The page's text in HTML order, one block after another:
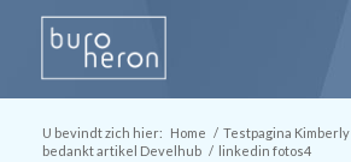
U bevindt zich hier: Home / Testpagina Kimberly
bedankt artikel Develhub / linkedin fotos4